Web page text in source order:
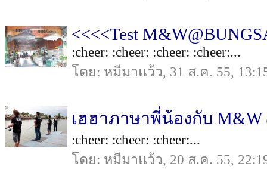
<<<<Test
:cheer: :cheer: :cheer: :cheer:...
โดย: หมีมาแว้ว, 31 ส.ค. 55,
เฮฮาภาษาพี่น้องกับ M&W
:cheer: :cheer: :cheer:...
โดย: หมีมาแว้ว, 20 ส.ค. 55,